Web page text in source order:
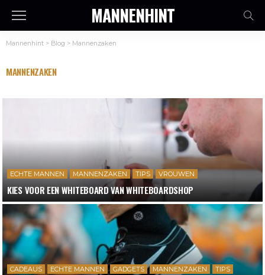
MANNENHINT
Mannenhint > Blog > Mannenzaken
MANNENZAKEN
ECHTE MANNEN MANNENZAKEN TIPS VROUWEN
KIES VOOR EEN WHITEBOARD VAN WHITEBOARDSHOP
CADEAUS ECHTE MANNEN GADGETS MANNENZAKEN
TIPS